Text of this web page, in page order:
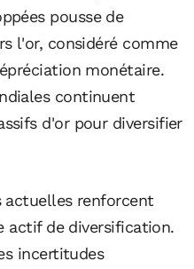
pousse de
l'or, considéré comme
monétaire.
continuent
d'or pour diversifier
actuelles renforcent
de diversification.
incertitudes